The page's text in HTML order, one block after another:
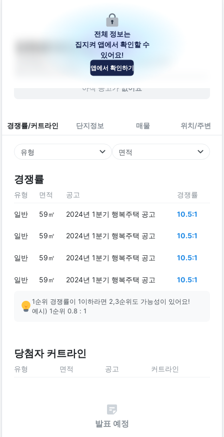
만천로143번길 34-2
강원특별자치도 춘천시 동면 만천로143번길 34-2
아직 공고가 없어요
경쟁률/커트라인 단지정보 매물 위치/주변
유형 면적
경쟁률
전체 정보는
집지켜 앱에서 확인할 수
있어요!
앱에서 확인하기
유형 면적 공고 경쟁률
일반 59㎡ 2024년 1분기 행복주택 공고 10.5:1
일반 59㎡ 2024년 1분기 행복주택 공고 10.5:1
일반 59㎡ 2024년 1분기 행복주택 공고 10.5:1
일반 59㎡ 2024년 1분기 행복주택 공고 10.5:1
1순위 경쟁률이 1이하라면 2,3순위도 가능성이 있어요!
예시) 1순위 0.8 : 1
당첨자 커트라인
유형 면적 공고 커트라인
발표 예정